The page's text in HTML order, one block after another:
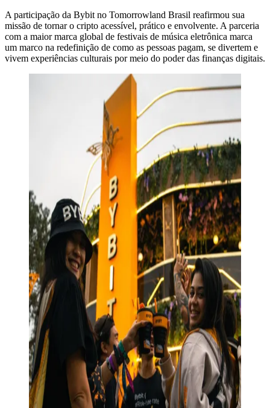
A participação da Bybit no Tomorrowland Brasil reafirmou sua
missão de tornar o cripto acessível, prático e envolvente. A parceria
com a maior marca global de festivais de música eletrônica marca
um marco na redefinição de como as pessoas pagam, se divertem e
vivem experiências culturais por meio do poder das finanças digitais.